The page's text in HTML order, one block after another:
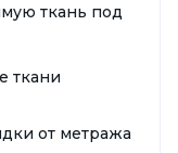
ткань под
ткани
от метража